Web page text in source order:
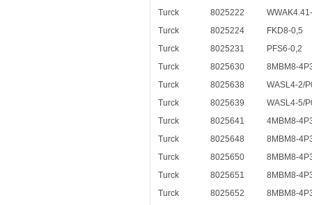
Turck
8025222
Turck
8025224
FKD8-0,5
Turck
8025231
PFS6-0,2
Turck
8025630
8MBM8-
Turck
8025638
WASL4-2/
Turck
8025639
WASL4-5/
Turck
8025641
4MBM8-
Turck
8025648
8MBM8-
Turck
8025650
8MBM8-
Turck
8025651
8MBM8-
Turck
8025652
8MBM8-